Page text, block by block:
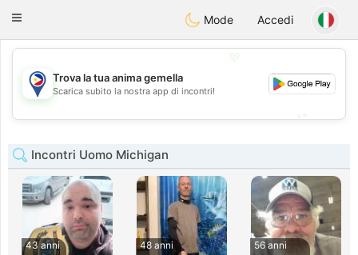
PhilippinesChat
Toggle
Mode Accedi
💖
💕
Trova la tua anima gemella
Scarica subito la nostra app di incontri!
Incontri Uomo Michigan
43 anni
48 anni
56 anni